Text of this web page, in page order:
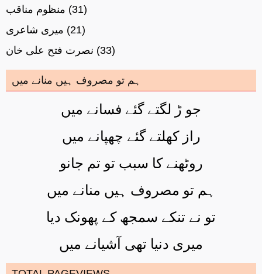
منظوم مناقب (31)
میری شاعری (21)
نصرت فتح علی خان (33)
ہم تو مصروف ہیں منانے میں
جو ڑ لگتے گئے فسانے میں
راز کھلتے گئے چھپانے میں
روٹھنے کا سبب تو تم جانو
ہم تو مصروف ہیں منانے میں
تو نے تنکے سمجھ کے پھونک دیا
میری دنیا تھی آشیانے میں